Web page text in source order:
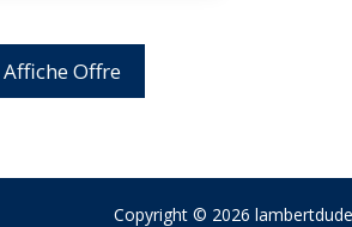
Affiche Offre
Copyright © 2026